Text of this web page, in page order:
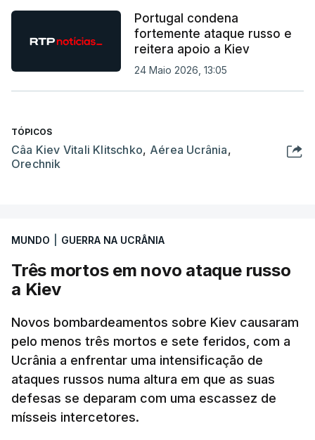
Portugal condena
fortemente ataque russo e
reitera apoio a Kiev
24 Maio 2026, 13:05
TÓPICOS
Câa Kiev Vitali Klitschko, Aérea Ucrânia,
Orechnik
MUNDO GUERRA NA UCRÂNIA
Três mortos em novo ataque russo
a Kiev
Novos bombardeamentos sobre Kiev causaram
pelo menos três mortos e sete feridos, com a
Ucrânia a enfrentar uma intensificação de
ataques russos numa altura em que as suas
defesas se deparam com uma escassez de
mísseis intercetores.